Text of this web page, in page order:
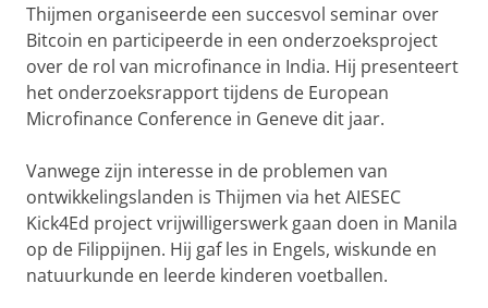
Thijmen organiseerde een succesvol seminar over
Bitcoin en participeerde in een onderzoeksproject
over de rol van microfinance in India. Hij presenteert
het onderzoeksrapport tijdens de European
Microfinance Conference in Geneve dit jaar.
Vanwege zijn interesse in de problemen van
ontwikkelingslanden is Thijmen via het AIESEC
Kick4Ed project vrijwilligerswerk gaan doen in Manila
op de Filippijnen. Hij gaf les in Engels, wiskunde en
natuurkunde en leerde kinderen voetballen.